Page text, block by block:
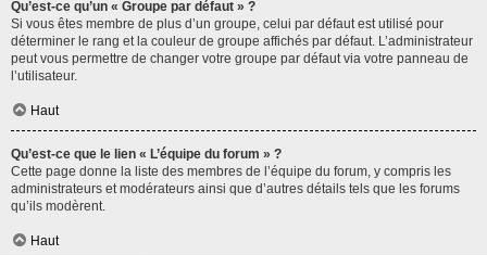
Qu’est-ce qu’un « Groupe par défaut » ?
Si vous êtes membre de plus d’un groupe, celui par défaut est utilisé pour
déterminer le rang et la couleur de groupe affichés par défaut. L’administrateur
peut vous permettre de changer votre groupe par défaut via votre panneau de
l’utilisateur.
Haut
Qu’est-ce que le lien « L’équipe du forum » ?
Cette page donne la liste des membres de l’équipe du forum, y compris les
administrateurs et modérateurs ainsi que d’autres détails tels que les forums
qu’ils modèrent.
Haut